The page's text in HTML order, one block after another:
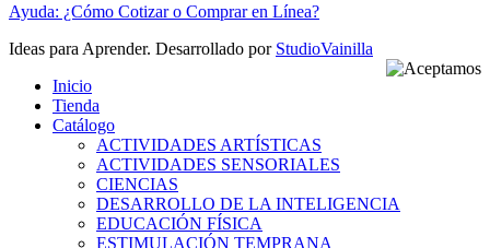
Ayuda: ¿Cómo Cotizar o Comprar en Línea?
Ideas para Aprender. Desarrollado por StudioVainilla
Inicio
Tienda
Catálogo
ACTIVIDADES ARTÍSTICAS
ACTIVIDADES SENSORIALES
CIENCIAS
DESARROLLO DE LA INTELIGENCIA
EDUCACIÓN FÍSICA
ESTIMULACIÓN TEMPRANA